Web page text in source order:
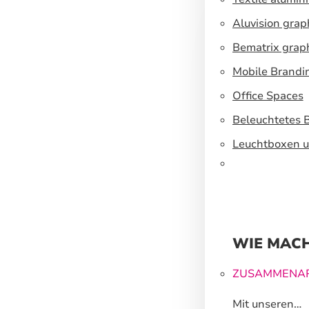
Aluvision
Bematrix
Mobile
Office Spaces
Beleuchtetes
Leuchtboxen
WIE
Mit unseren